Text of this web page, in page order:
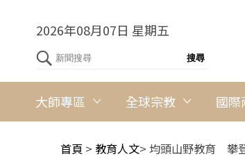
2026年08月07日 星期五
大師專區 全球宗教 國際
首頁 > 教育人文> 均頭山野教育 攀